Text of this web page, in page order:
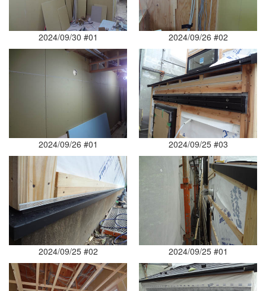
2024/09/30 #01 2024/09/26 #02
2024/09/26 #01 2024/09/25 #03
2024/09/25 #02 2024/09/25 #01